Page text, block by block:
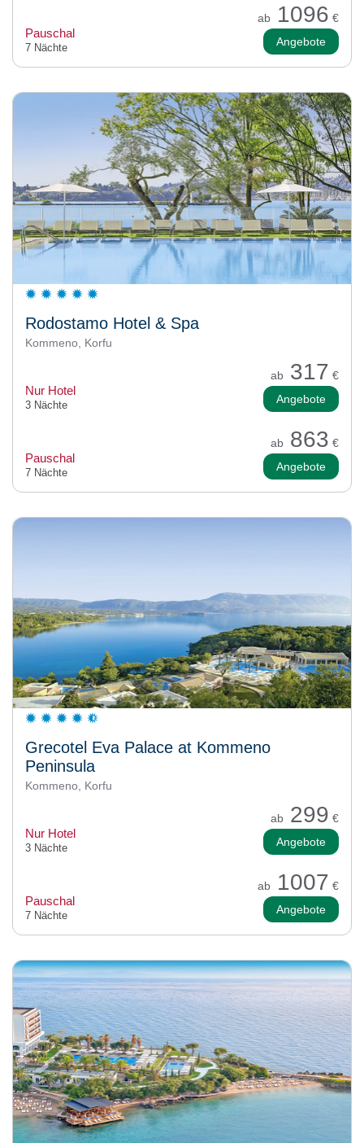
ab 1096 €
Pauschal
7 Nächte Angebote
Rodostamo Hotel & Spa
Kommeno, Korfu
ab 317 €
Nur Hotel
3 Nächte Angebote
ab 863 €
Pauschal
7 Nächte Angebote
Grecotel Eva Palace at Kommeno
Peninsula
Kommeno, Korfu
ab 299 €
Nur Hotel
3 Nächte Angebote
ab 1007 €
Pauschal
7 Nächte Angebote